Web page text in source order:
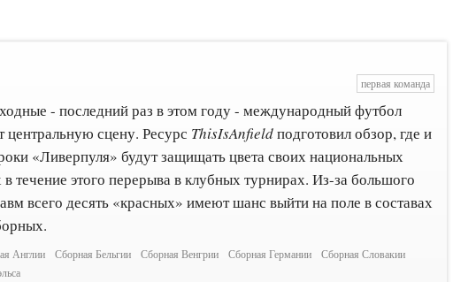
первая команда
- последний раз в этом году - международный футбол
центральную сцену. Ресурс ThisIsAnfieldподготовил обзор, где и
«Ливерпуля» будут защищать цвета своих национальных
течение этого перерыва в клубных турнирах. Из-за большого
всего десять «красных» имеют шанс выйти на поле в составах
Англии Сборная Бельгии Сборная Венгрии Сборная Германии
Сборная Словакии